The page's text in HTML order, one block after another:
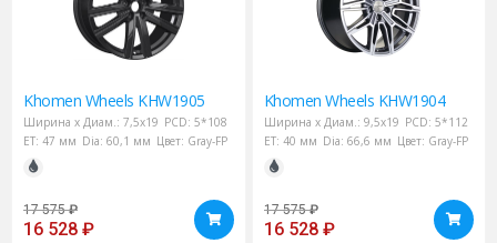
Khomen Wheels KHW1905
Ширина х Диам.: 7,5x19 PCD: 5*108
ET: 47 мм Dia: 60,1 мм Цвет: Gray-FP
17 575 ₽
16 528 ₽
Khomen Wheels KHW1904
Ширина х Диам.: 9,5x19 PCD: 5*112
ET: 40 мм Dia: 66,6 мм Цвет: Gray-FP
17 575 ₽
16 528 ₽